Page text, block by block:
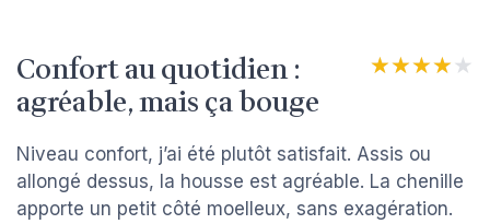
Confort au quotidien :
agréable, mais ça bouge
★★★★★
★★★★★
Niveau confort, j’ai été plutôt satisfait. Assis ou
allongé dessus, la housse est agréable. La chenille
apporte un petit côté moelleux, sans exagération.